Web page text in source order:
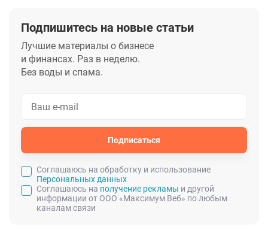
Подпишитесь на новые статьи
Лучшие материалы о бизнесе
и финансах. Раз в неделю.
Без воды и спама.
Подписаться
Cоглашаюсь на обработку и использование
Персональных данных
Соглашаюсь на получение рекламы и другой
информации от ООО «Максимум Веб» по любым
каналам связи